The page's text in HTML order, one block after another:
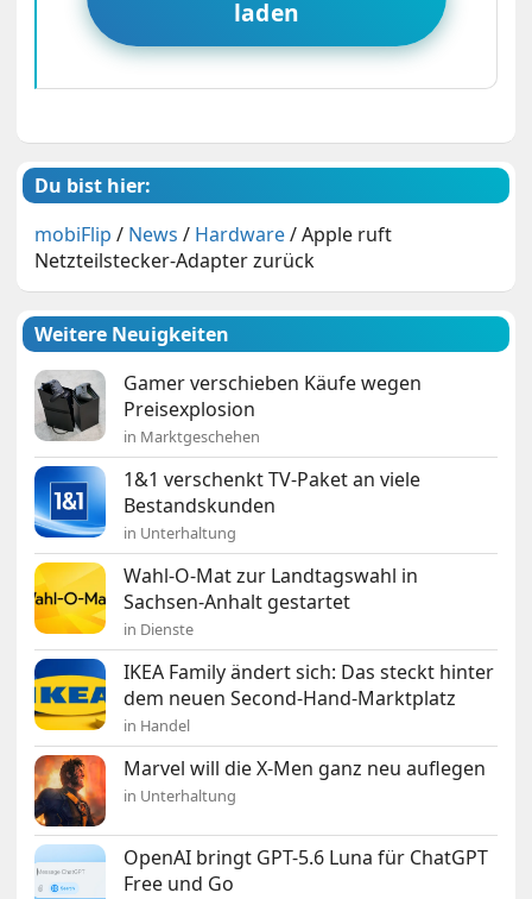
laden
Du bist hier:
mobiFlip / News / Hardware/Apple ruft
Netzteilstecker-Adapter zurück
Weitere Neuigkeiten
Gamer verschieben Käufe wegen
Preisexplosion
in Marktgeschehen
1&1 verschenkt TV-Paket an viele
Bestandskunden
in Unterhaltung
Wahl-O-Mat zur Landtagswahl in
Sachsen-Anhalt gestartet
in Dienste
IKEA Family ändert sich: Das steckt hinter
dem neuen Second-Hand-Marktplatz
in Handel
Marvel will die X-Men ganz neu auflegen
in Unterhaltung
OpenAI bringt GPT-5.6 Luna für ChatGPT
Free und Go